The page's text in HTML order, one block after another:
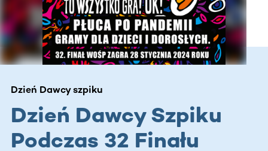
Dzień Dawcy szpiku
Dzień Dawcy Szpiku
Podczas 32 Finału